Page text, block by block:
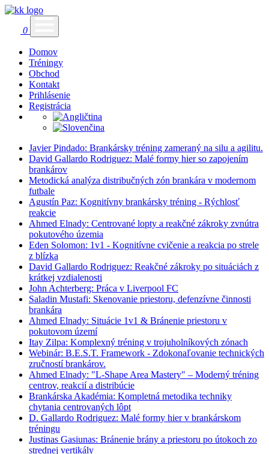
0
Domov
Tréningy
Obchod
Kontakt
Prihlásenie
Registrácia
Javier Pindado: Brankársky tréning zameraný na silu a agilitu.
David Gallardo Rodriguez: Malé formy hier so zapojením
brankárov
Metodická analýza distribučných zón brankára v modernom
futbale
Agustín Paz: Kognitívny brankársky tréning - Rýchlosť
reakcie
Ahmed Elnady: Centrované lopty a reakčné zákroky zvnútra
pokutového územia
Eden Solomon: 1v1 - Kognitívne cvičenie a reakcia po strele
z blízka
David Gallardo Rodriguez: Reakčné zákroky po situáciách z
krátkej vzdialenosti
John Achterberg: Práca v Liverpool FC
Saladin Mustafi: Skenovanie priestoru, defenzívne činnosti
brankára
Ahmed Elnady: Situácie 1v1 & Bránenie priestoru v
pokutovom území
Itay Zilpa: Komplexný tréning v trojuholníkových zónach
Webinár: B.E.S.T. Framework - Zdokonaľovanie technických
zručností brankárov.
Ahmed Elnady: "L-Shape Area Mastery" – Moderný tréning
centrov, reakcií a distribúcie
Brankárska Akadémia: Kompletná metodika techniky
chytania centrovaných lôpt
D. Gallardo Rodriguez: Malé formy hier v brankárskom
tréningu
Justinas Gasiunas: Bránenie brány a priestoru po útokoch zo
strednej vertikály